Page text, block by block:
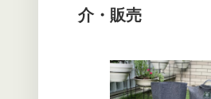
介・販売